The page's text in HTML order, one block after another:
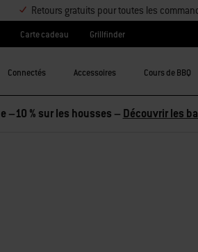
Retours gratuits pour toutes les
Carte cadeau Grillfinder
Connectés Accessoires Cours de BBQ